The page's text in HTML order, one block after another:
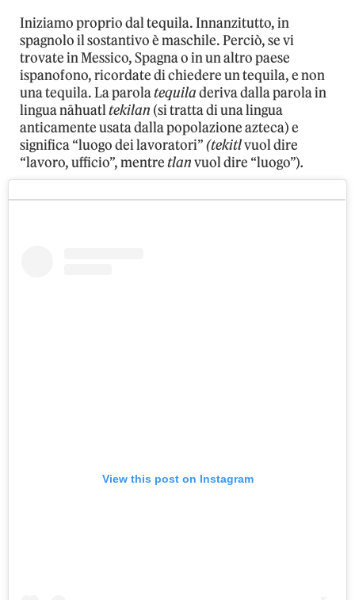
Iniziamo proprio dal tequila. Innanzitutto, in
spagnolo il sostantivo è maschile. Perciò, se vi
trovate in Messico, Spagna o in un altro paese
ispanofono, ricordate di chiedere un tequila, e non
una tequila. La parolatequiladeriva dalla parola in
lingua nāhuatltekilan (si tratta di una lingua
anticamente usata dalla popolazione azteca) e
significa “luogo dei lavoratori”(tekitlvuol dire
“lavoro, ufficio”, mentretlanvuol dire “luogo”).
View this post on Instagram